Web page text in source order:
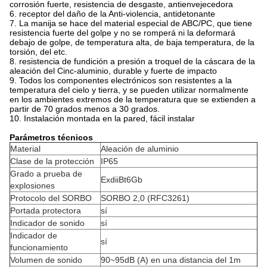
corrosión fuerte, resistencia de desgaste, antienvejecedora
6. receptor del daño de la Anti-violencia, antidetonante
7. La manija se hace del material especial de ABC/PC, que tiene
resistencia fuerte del golpe y no se romperá ni la deformará
debajo de golpe, de temperatura alta, de baja temperatura, de la
torsión, del etc.
8. resistencia de fundición a presión a troquel de la cáscara de la
aleación del Cinc-aluminio, durable y fuerte de impacto
9. Todos los componentes electrónicos son resistentes a la
temperatura del cielo y tierra, y se pueden utilizar normalmente
en los ambientes extremos de la temperatura que se extienden a
partir de 70 grados menos a 30 grados.
10. Instalación montada en la pared, fácil instalar
Parámetros técnicos
Material
Aleación de aluminio
Clase de la protección
IP65
Grado a prueba de
explosiones
ExdiiBt6Gb
Protocolo del SORBO
SORBO 2,0 (RFC3261)
Portada protectora
sí
Indicador de sonido
sí
Indicador de
funcionamiento
sí
Volumen de sonido
90~95dB (A) en una distancia del 1m